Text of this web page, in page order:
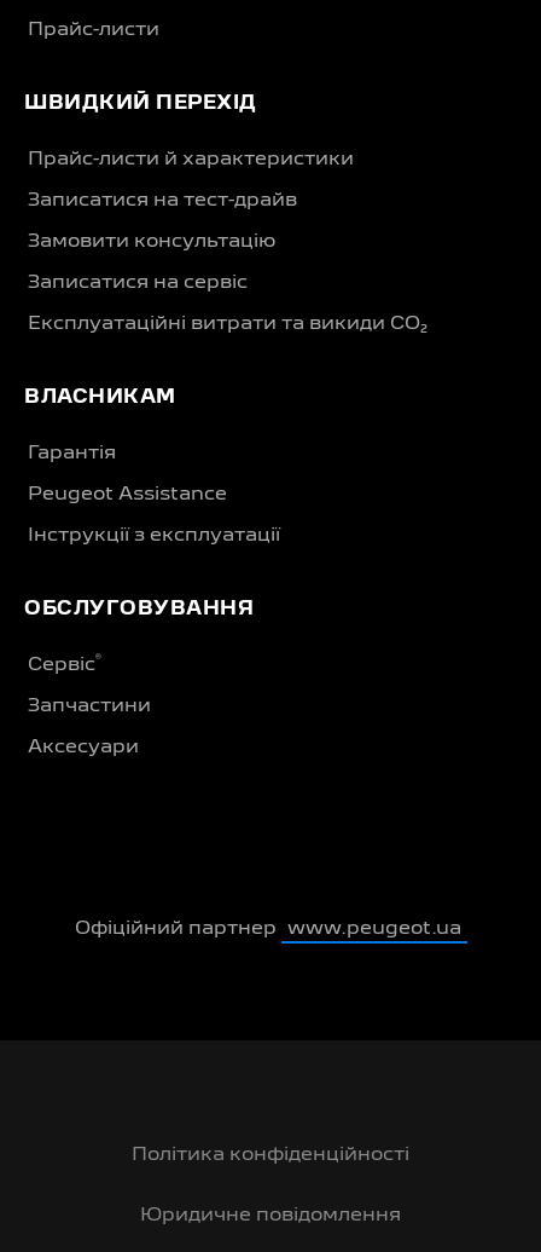
Прайс-листи
ШВИДКИЙ ПЕРЕХІД
Прайс-листи й характеристики
Записатися на тест-драйв
Замовити консультацію
Записатися на сервіс
Експлуатаційні витрати та викиди CO₂
ВЛАСНИКАМ
Гарантія
Peugeot Assistance
Інструкції з експлуатації
ОБСЛУГОВУВАННЯ
Сервіс®
Запчастини
Аксесуари
Офіційний партнер www.peugeot.ua
Політика конфіденційності
Юридичне повідомлення